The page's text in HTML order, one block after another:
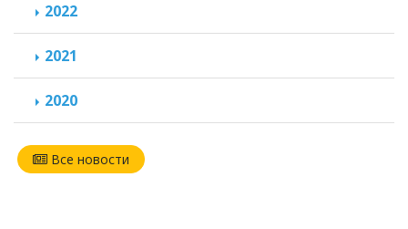
2022
2021
2020
Все новости